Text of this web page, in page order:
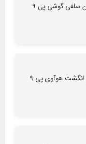
آموزش تعویض دوربین سلفی گوشی پی ۹
آموزش تعویض اسکنر انگشت هوآوی پی ۹